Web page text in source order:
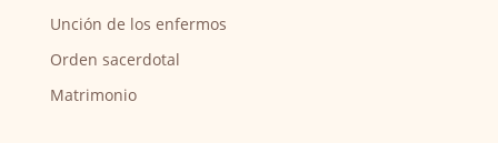
Unción de los enfermos
Orden sacerdotal
Matrimonio